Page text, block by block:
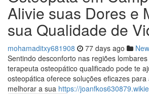
Alivie suas Dores e
sua Qualidade de
mohamaditxy681908 77 days ago
Sentindo desconforto nas regiões
terapeuta osteopático qualificado pode te
osteopática oferece soluções eficazes
melhorar a sua https://